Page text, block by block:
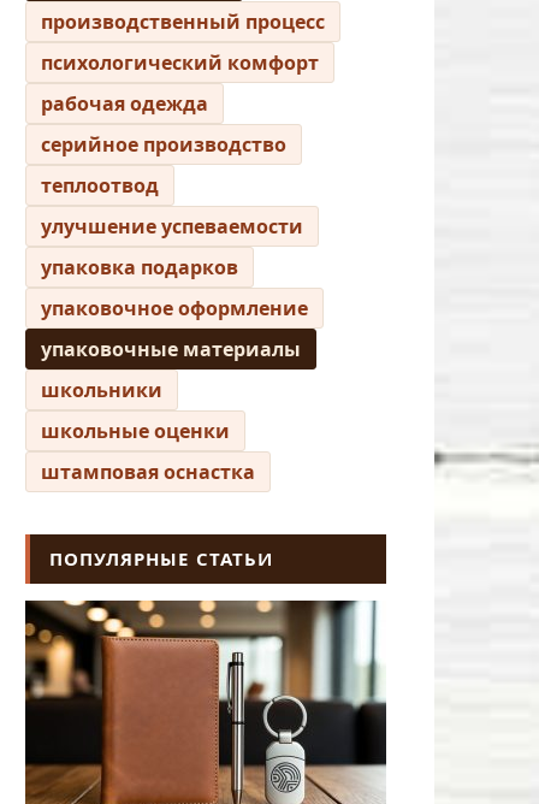
производственный процесс
психологический комфорт
рабочая одежда
серийное производство
теплоотвод
улучшение успеваемости
упаковка подарков
упаковочное оформление
упаковочные материалы
школьники
школьные оценки
штамповая оснастка
ПОПУЛЯРНЫЕ СТАТЬИ